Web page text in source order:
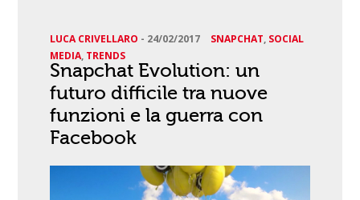
LUCA CRIVELLARO - 24/02/2017 SNAPCHAT, SOCIAL
MEDIA, TRENDS
Snapchat Evolution: un
futuro difficile tra nuove
funzioni e la guerra con
Facebook